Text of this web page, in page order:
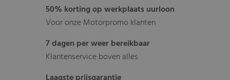
50% korting op werkplaats uurloon
Voor onze Motorpromo klanten
7 dagen per weer bereikbaar
Klantenservice boven alles